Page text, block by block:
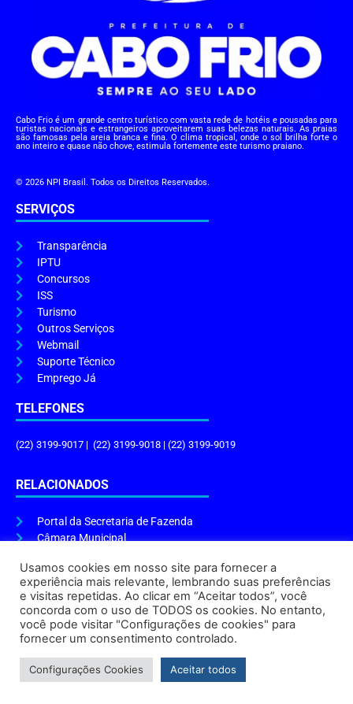
Cabo Frio é um grande centro turístico com vasta rede de hotéis e pousadas para
turistas nacionais e estrangeiros aproveitarem suas belezas naturais. As praias
são famosas pela areia branca e fina. O clima tropical, onde o sol brilha forte o
ano inteiro e quase não chove, estimula fortemente este turismo praiano.
© 2026 NPI Brasil. Todos os Direitos Reservados.
SERVIÇOS
Transparência
IPTU
Concursos
ISS
Turismo
Outros Serviços
Webmail
Suporte Técnico
Emprego Já
TELEFONES
(22) 3199-9017 | (22) 3199-9018 | (22) 3199-9019
RELACIONADOS
Portal da Secretaria de Fazenda
Câmara Municipal
ENDEREÇO E HORÁRIO
Endereço:Praça Tiradentes, s/n – Centro, Cabo Frio – RJ, 28906-290
Atendimento do Protocolo Geral da Prefeitura:9h às 16h
Horário de Funcionamento:8h às 17h
Usamos cookies em nosso site para fornecer a
experiência mais relevante, lembrando suas preferências
e visitas repetidas. Ao clicar em “Aceitar todos”, você
concorda com o uso de TODOS os cookies. No entanto,
você pode visitar "Configurações de cookies" para
fornecer um consentimento controlado.
Configurações Cookies Aceitar todos